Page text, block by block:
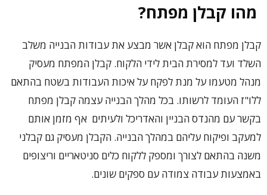
מהו קבלן מפתח?
קבלן מפתח הוא קבלן אשר מבצע את עבודות הבנייה משלב
השלד ועד למסירת הבית לידי הלקוח. קבלן המפתח מעסיק
מנהל מטעמו על מנת לפקח על איכות העבודות בשטח בהתאם
ללו"ז העומד לרשותו. בכל מהלך הבנייה עצמה קבלן מפתח
בקשר עם מהנדס הבניין והאדריכל ולעיתים אף מזמן אותם
למעקב ופיקוח עליהם במהלך הבנייה. הקבלן מעסיק גם קבלני
משנה בהתאם לצורך ומספק ללקוח כלים סניטאריים וריצופים
באמצעות עבודה צמודה עם ספקים שונים.